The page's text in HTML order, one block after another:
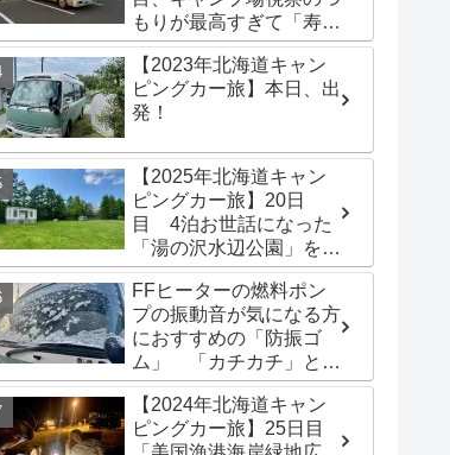
もりが最高すぎて「寿都
浜中野営場」滞在するこ
とに
【2023年北海道キャン
ピングカー旅】本日、出
発！
【2025年北海道キャン
ピングカー旅】20日
目 4泊お世話になった
「湯の沢水辺公園」を出
発し、「函館トヨタ 森
店」でキャンピングカー
のオイル交換完了！今日
は伊達市の「徳舜瞥山麓
キャンプ場」へ
FFヒーターの燃料ポン
プの振動音が気になる方
におすすめの「防振ゴ
ム」 「カチカチ」とい
う機械音は別対策が必要
です
【2024年北海道キャン
ピングカー旅】25日目